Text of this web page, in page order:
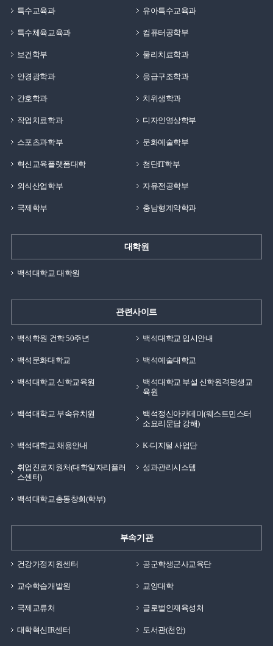
이러한 다양한 시설들은 대개 기숙사 사생들에게
무료이거나 매우 저렴한 비용으로 개방되므로 시간적인
편리함은 물론 지출 비용까지 동시에 아껴주는 훌륭한
소통기숙사는 같은 학과나 전공에 국한되지 않고 대학
내에 존재하는 다양한 학과의 학우들과 자연스럽게 만나
다른 전공을 가진 학생들과 룸메이트가 되거나 같은 층의
이웃으로 생활하면서, 평소 소속 학과 수업만 들었다면
가질 수 있습니다. 각자 전공하는 분야에 대한 이야기를
나누며 자신이 알지 못했던 새로운 학문적 지식이나
질병이 생겼을 때의 무력감을 기숙사에서는 크게 덜 수
있습니다.물론 룸메이트와 잘 맞지 않아 생활하기에
불편한 경험을 하신 분들도 많이 계실 수 있을 것 같습니다.
정서적인 위로와 안정, 친한 친구와 같이 사는 기분이
들었던 것 같습니다. 일상적인 고민을 언제든 나눌 수 있는
룸메이트가 항상 곁에 존재한다는 점 자체만으로도 정서적
느꼈던 점들에 대해 소개해드렸는데요 제 후기가 많은
분들에게 도움이 됐으면 하는 마음을 가지며 글을
마무리하겠습니다. 백녹담의 다양한 소식 인스타그램 ㅣ
@baekseok_univ 유튜브 ㅣ 백석대학교 입학관리처 블로그
ㅣ https://blog.naver.com/buipsi0800 카카오톡 ㅣ
게이트를 통과해야 생활관 내부로 출입할 수 있습니다.
이를 통해 외부인의 무단 출입을 방지하고 보다 안전한
오전 5시부터 오후 11시 50분까지입니다.보안 시스템은
학생들이 안심하고 생활할 수 있는 환경을 만드는 역할을
대표적인 시설이라고 할 수 있습니다.편의시설생활관에는
학생들의 일상을 더욱 편리하게 만들어 주는 편의시설이
마련되어 있습니다.2층에는 카페와 편의점이 입점해 있어
1층에는 기숙사 식당이 운영되고 있어 보다 편리하게
식사를 해결할 수 있습니다.생활관 내부에서 여러
있습니다.바쁜 대학생활 속에서 학생들의 생활 만족도를
필요한 대부분의 서비스를 가까운 곳에서 이용할 수
있습니다.편의시설백석생활관은 다양한 부대시설도 함께
운영하고 있습니다.휘트니스센터에서는 체력 관리와
활용되고 있습니다.컴퓨터실은 과제 수행과 학습을 위한
공간으로 이용할 수 있습니다.또한 컨퍼런스룸은 회의나
스터디 활동을 진행하는 공간으로 활용됩니다.이처럼
지원하는 복합 공간의 역할을 하고 있습니다.학생들은
자신의 필요에 따라 다양한 시설을 자유롭게 이용할 수
있습니다.외박 방법생활관에서는 입주생의 안전한 관리를
위해 외박 신청 제도를 운영하고 있습니다.외박이 필요한
경우 생활관 홈페이지 마이페이지를 통해 신청할 수
있습니다.신청은 당일 오후 11시까지 가능하며, 외박
외박은 생활관 규정 위반에 해당할 수 있으므로 주의가
공동생활을 위한 기본 사항입니다.원활한 생활관 이용을
예배백석생활관에서는 학생들을 위한 예배 프로그램도
운영하고 있습니다.아침예배는 오전 7시에 2층
컨퍼런스홀에서 진행됩니다.해당 구역 학생들은 요일에
캠퍼스비전 예배 참여도 권장하고 있습니다.예배는 백석홀
대강당과 소강당에서 진행되며 참여 학생에게는 상점이
특수교육과 유아특수교육과
특수체육교육과 컴퓨터공학부
보건학부 물리치료학과
안경광학과 응급구조학과
간호학과 치위생학과
작업치료학과 디자인영상학부
스포츠과학부 문화예술학부
혁신교육플랫폼대학 첨단IT학부
외식산업학부 자유전공학부
국제학부 충남형계약학과
대학원
백석대학교 대학원
관련사이트
백석학원 건학 50주년 백석대학교 입시안내
백석문화대학교 백석예술대학교
백석대학교 신학교육원
백석대학교 부설 신학원격평생교
육원
백석대학교 부속유치원
백석정신아카데미(웨스트민스터
소요리문답 강해)
백석대학교 채용안내 K-디지털 사업단
취업진로지원처(대학일자리플러
스센터)
성과관리시스템
백석대학교총동창회(학부)
부속기관
건강가정지원센터 공군학생군사교육단
교수학습개발원 교양대학
국제교류처 글로벌인재육성처
대학혁신IR센터 도서관(천안)